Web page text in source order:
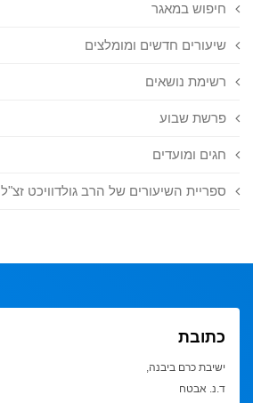
חיפוש במאגר
שיעורים חדשים ומומלצים
רשימת נושאים
פרשת שבוע
חגים ומועדים
ספריית השיעורים של הרב גולדוויכט זצ"ל
כתובת
ישיבת כרם ביבנה,
ד.נ. אבטח